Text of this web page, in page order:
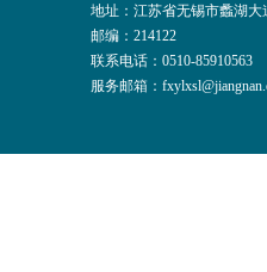
地址：江苏省无锡市蠡湖大
邮编：214122
联系电话：0510-
服务邮箱：